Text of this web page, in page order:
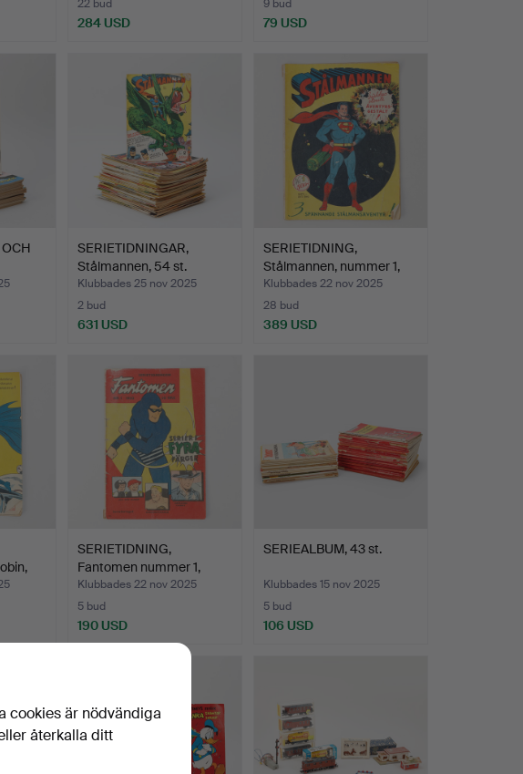
22 bud
284 USD
9 bud
79 USD
SERIETIDNINGAR,
Stålmannen, 54 st.
Klubbades 25 nov 2025
2 bud
631 USD
SERIETIDNING,
Stålmannen, nummer 1,
1949.
Klubbades 22 nov 2025
28 bud
389 USD
SERIETIDNING,
Fantomen nummer 1,
1950.
Klubbades 22 nov 2025
5 bud
190 USD
SERIEALBUM, 43 st.
Klubbades 15 nov 2025
5 bud
106 USD
cookies är nödvändiga
återkalla ditt